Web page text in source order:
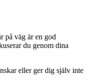
på väg är en god
du genom dina
eller ger dig själv inte